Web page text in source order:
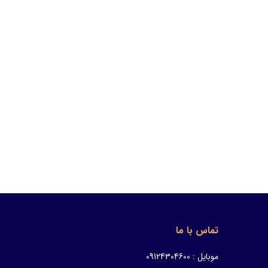
تماس با ما
موبایل : 09124304600